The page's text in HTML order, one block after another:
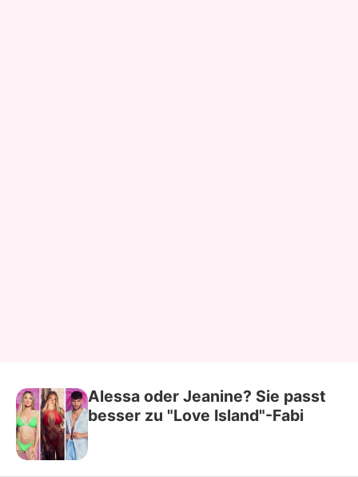
Alessa oder Jeanine? Sie passt
besser zu "Love Island"-Fabi